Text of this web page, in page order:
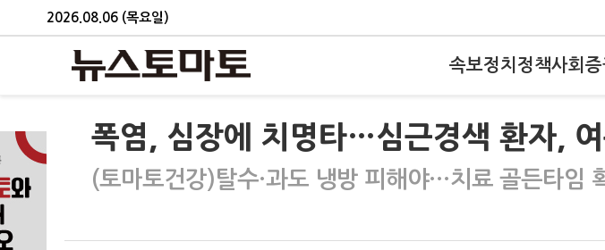
2026.08.06 (목요일)
속보정치 정책사회 증
폭염, 심장에 치명타…심근경색 환자,
(토마토건강)탈수·과도 냉방 피해야…치료 골든타임